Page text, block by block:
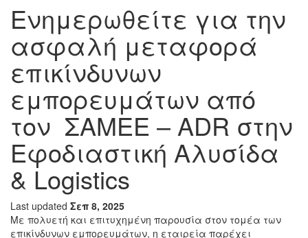
Ενημερωθείτε για την
ασφαλή μεταφορά
επικίνδυνων
εμπορευμάτων από
τον ΣΑΜΕΕ – ADR στην
Εφοδιαστική Αλυσίδα
& Logistics
Last updated Σεπ 8, 2025
Με πολυετή και επιτυχημένη παρουσία στον τομέα των
επικίνδυνων εμπορευμάτων, η εταιρεία παρέχει